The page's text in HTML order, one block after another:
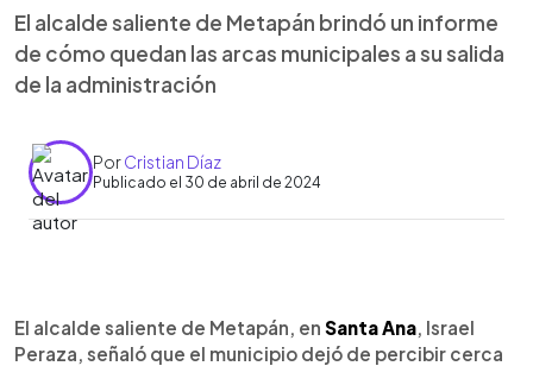
El alcalde saliente de Metapán brindó un informe
de cómo quedan las arcas municipales a su salida
de la administración
PorCristian Díaz
Publicado el 30 de abril de 2024
► Escuchar artículo
El alcalde saliente de Metapán, en Santa Ana , Israel
Peraza, señaló que el municipio dejó de percibir cerca